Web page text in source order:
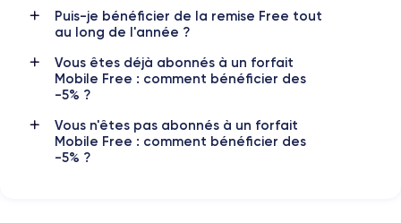
Puis-je bénéficier de la remise Free tout
au long de l'année ?
Vous êtes déjà abonnés à un forfait
Mobile Free : comment bénéficier des
-5% ?
Vous n'êtes pas abonnés à un forfait
Mobile Free : comment bénéficier des
-5% ?